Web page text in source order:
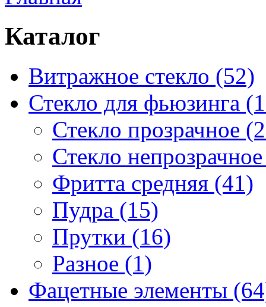
Каталог
Витражное стекло (52)
Стекло для фьюзинга
Стекло прозрачное
Стекло
Фритта средняя (41)
Пудра (15)
Прутки (16)
Разное (1)
Фацетные элементы